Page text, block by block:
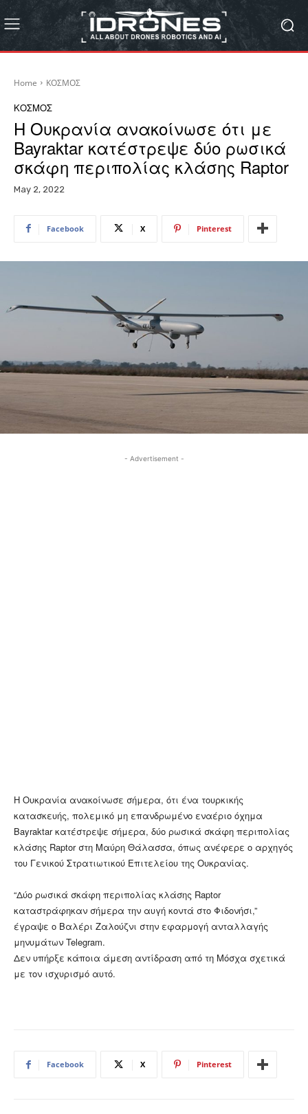
Home ΚΟΣΜΟΣ
ΚΟΣΜΟΣ
Η Ουκρανία ανακοίνωσε ότι με
Bayraktar κατέστρεψε δύο ρωσικά
σκάφη περιπολίας κλάσης Raptor
May 2, 2022
Facebook X Pinterest
- Advertisement -
Η Ουκρανία ανακοίνωσε σήμερα, ότι ένα τουρκικής
κατασκευής, πολεμικό μη επανδρωμένο εναέριο όχημα
Bayraktar κατέστρεψε σήμερα, δύο ρωσικά σκάφη περιπολίας
κλάσης Raptor στη Μαύρη Θάλασσα, όπως ανέφερε ο αρχηγός
του Γενικού Στρατιωτικού Επιτελείου της Ουκρανίας.
“Δύο ρωσικά σκάφη περιπολίας κλάσης Raptor
καταστράφηκαν σήμερα την αυγή κοντά στο Φιδονήσι,”
έγραψε ο Βαλέρι Ζαλούζνι στην εφαρμογή ανταλλαγής
μηνυμάτων Telegram.
Δεν υπήρξε κάποια άμεση αντίδραση από τη Μόσχα σχετικά
με τον ισχυρισμό αυτό.
Facebook X Pinterest